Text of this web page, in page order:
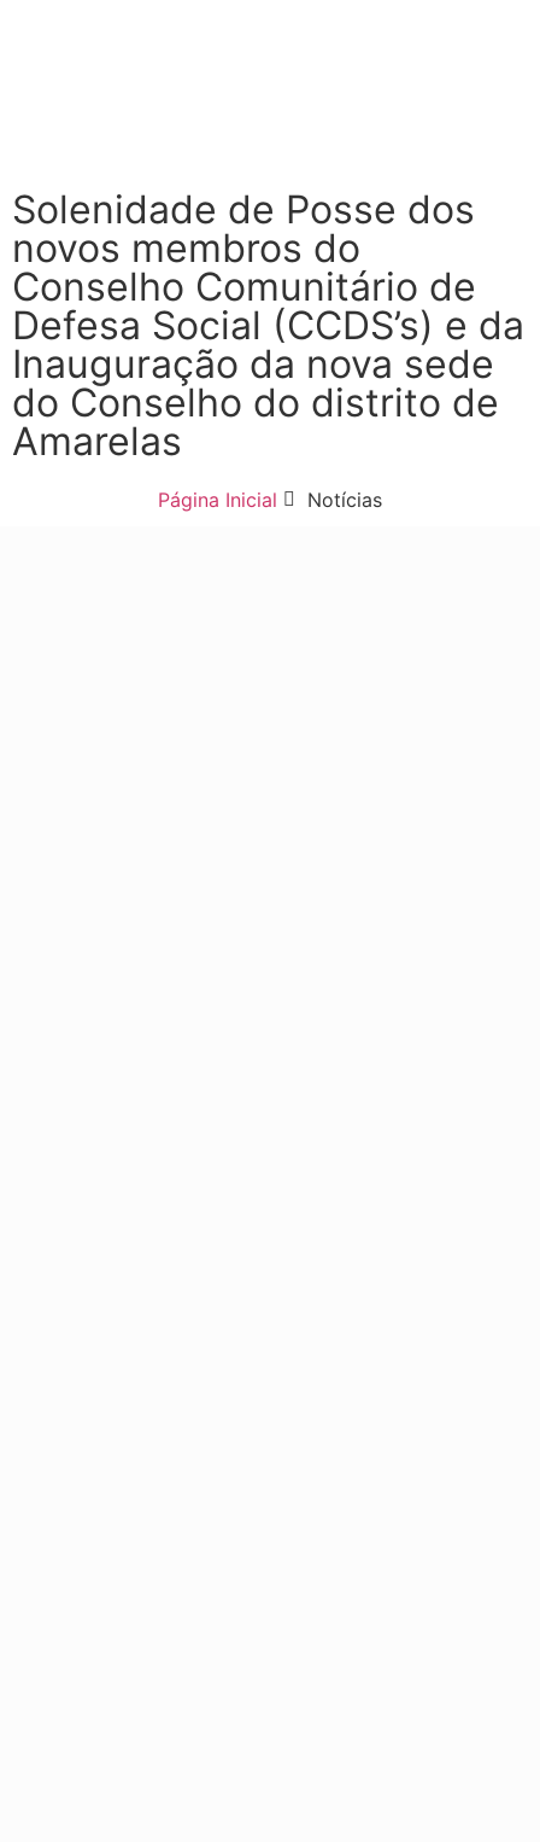
Solenidade de Posse dos
novos membros do
Conselho Comunitário de
Defesa Social (CCDS’s) e da
Inauguração da nova sede
do Conselho do distrito de
Amarelas
Página Inicial Notícias